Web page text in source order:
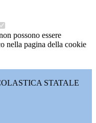
possono essere
nella pagina della cookie
STATALE